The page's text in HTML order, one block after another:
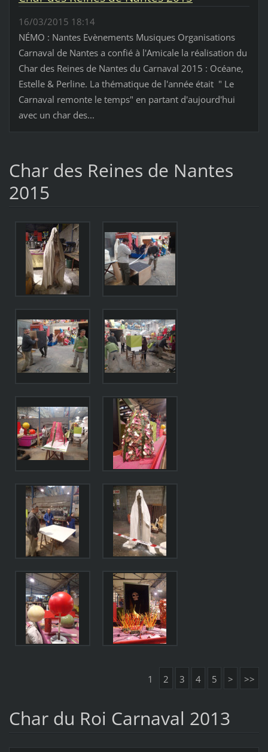
16/03/2015 18:14
NÉMO : Nantes Evènements Musiques Organisations
Carnaval de Nantes a confié à l'Amicale la réalisation du
Char des Reines de Nantes du Carnaval 2015 : Océane,
Estelle & Perline. La thématique de l'année était " Le
Carnaval remonte le temps" en partant d'aujourd'hui
avec un char des...
Char des Reines de Nantes
2015
1 2 3 4 5 > >>
Char du Roi Carnaval 2013